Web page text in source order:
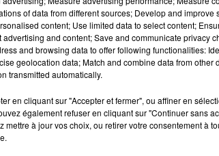
of data from different sources; Develop and
content; Use limited data to select content;
advertising and content; Save and communicate privacy
and browsing data to offer following functionalities:
geolocation data; Match and combine data from
transmitted automatically.
en cliquant sur "Accepter et fermer", ou affiner en
également refuser en cliquant sur "Continuer sans
mettre à jour vos choix, ou retirer votre consentement à